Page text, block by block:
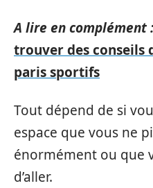
A lire en complément :
trouver des conseils
paris sportifs
Tout dépend de si
espace que vous ne
énormément ou que
d’aller.